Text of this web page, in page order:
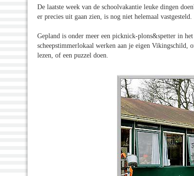
De laatste week van de schoolvakantie leuke dingen
er precies uit gaan zien, is nog niet helemaal vastgesteld.
Gepland is onder meer een picknick-plons&spetter in
scheepstimmerlokaal werken aan je eigen
lezen, of een puzzel doen.